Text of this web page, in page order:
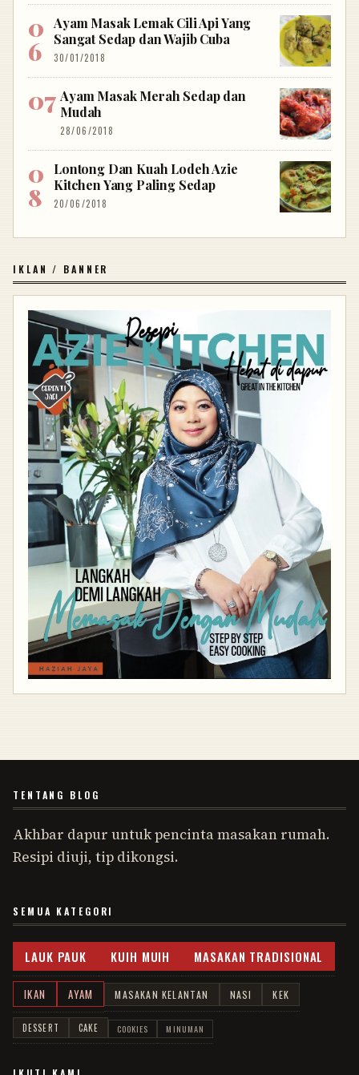
Ayam Masak Lemak Cili Api Yang
Sangat Sedap dan Wajib Cuba
30/01/2018
Ayam Masak Merah Sedap dan
Mudah
28/06/2018
Lontong Dan Kuah Lodeh Azie
Kitchen Yang Paling Sedap
20/06/2018
IKLAN / BANNER
TENTANG BLOG
Akhbar dapur untuk pencinta masakan rumah.
Resipi diuji, tip dikongsi.
SEMUA KATEGORI
LAUK PAUK KUIH MUIH MASAKAN TRADISIONAL
IKAN AYAM MASAKAN KELANTAN NASI KEK
DESSERT CAKE COOKIES MINUMAN